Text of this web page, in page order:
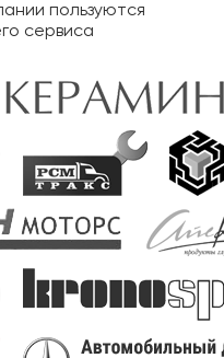
пользуются
сервиса